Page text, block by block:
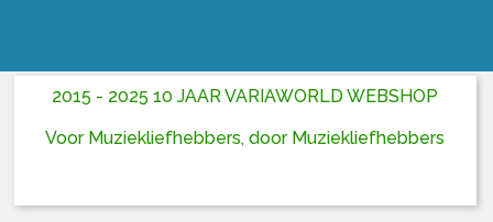
2015 - 2025 10 JAAR VARIAWORLD WEBSHOP
Voor Muziekliefhebbers, door Muziekliefhebbers